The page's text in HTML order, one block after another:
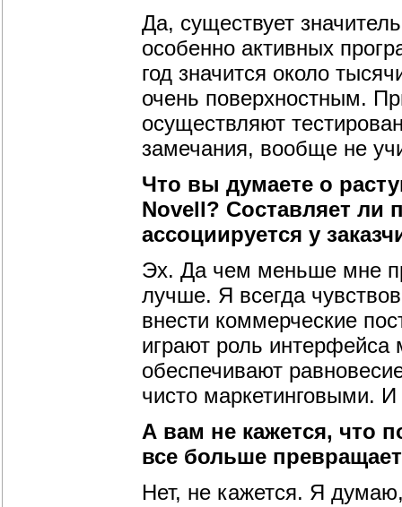
Да, существует
особенно активных
год значится около
очень поверхностным.
осуществляют
замечания, вообще не
Что вы думаете о
Novell? Составляет ли
ассоциируется у
Эх. Да чем меньше мне
лучше. Я всегда
внести коммерческие
играют роль интерфейса
обеспечивают
чисто маркетинговыми.
А вам не кажется, что
все больше
Нет, не кажется. Я